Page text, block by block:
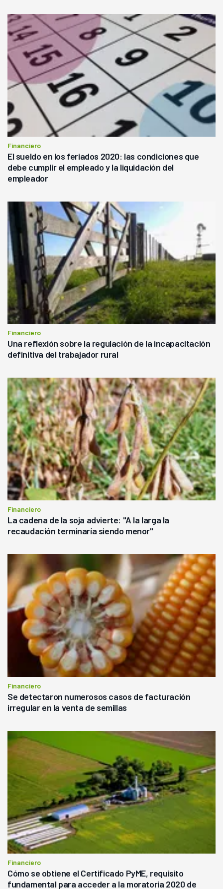
Financiero
El sueldo en los feriados 2020: las condiciones que
debe cumplir el empleado y la liquidación del
empleador
Financiero
Una reflexión sobre la regulación de la incapacitación
definitiva del trabajador rural
Financiero
La cadena de la soja advierte: "A la larga la
recaudación terminaría siendo menor"
Financiero
Se detectaron numerosos casos de facturación
irregular en la venta de semillas
Financiero
Cómo se obtiene el Certificado PyME, requisito
fundamental para acceder a la moratoria 2020 de